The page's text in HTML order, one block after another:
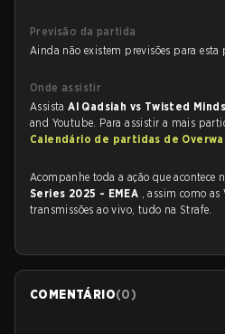
Previsão da partida
Ainda não existem previsões para esta
Onde assistir
AssistaAl Qadsiah vs Twisted
and Youtube. Para assistir a mais
Calendário de partidas de
Acompanhe toda a ação que acontece
Series 2025 - EMEA , assim como as
transmissões ao vivo, tudo na Strafe.
COMENTÁRIO(0)